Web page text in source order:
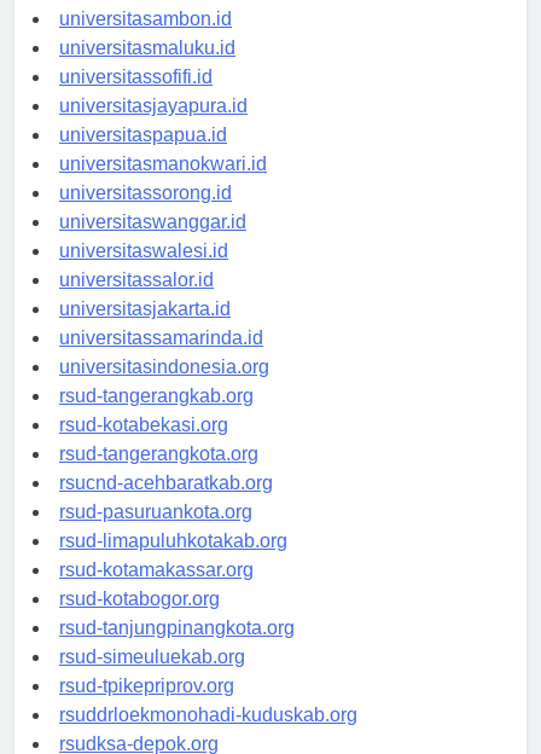
universitasmamuju.id
universitasambon.id
universitasmaluku.id
universitassofifi.id
universitasjayapura.id
universitaspapua.id
universitasmanokwari.id
universitassorong.id
universitaswanggar.id
universitaswalesi.id
universitassalor.id
universitasjakarta.id
universitassamarinda.id
universitasindonesia.org
rsud-tangerangkab.org
rsud-kotabekasi.org
rsud-tangerangkota.org
rsucnd-acehbaratkab.org
rsud-pasuruankota.org
rsud-limapuluhkotakab.org
rsud-kotamakassar.org
rsud-kotabogor.org
rsud-tanjungpinangkota.org
rsud-simeuluekab.org
rsud-tpikepriprov.org
rsuddrloekmonohadi-kuduskab.org